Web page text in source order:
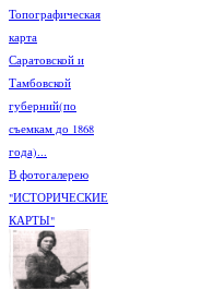
Топографическая
карта
Саратовской и
Тамбовской
губерний(по
съемкам до 1868
года)...
В фотогалерею
"ИСТОРИЧЕСКИЕ
КАРТЫ"